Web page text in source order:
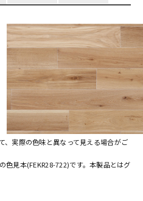
実際の色味と異なって見える場合がご
見本(FEKR28-722)です。本製品とはグ